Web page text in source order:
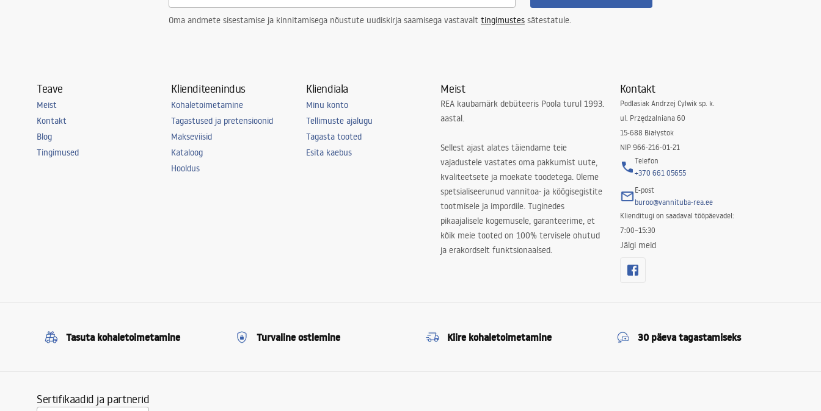
Oma andmete sisestamise ja kinnitamisega nõustute uudiskirja saamisega vastavalt tingimustes sätestatule.
Teave
Meist
Kontakt
Blog
Tingimused
Klienditeenindus
Kohaletoimetamine
Tagastused ja pretensioonid
Makseviisid
Kataloog
Hooldus
Kliendiala
Minu konto
Tellimuste ajalugu
Tagasta tooted
Esita kaebus
Meist
REA kaubamärk debüteeris Poola turul 1993.
aastal.
Sellest ajast alates täiendame teie
vajadustele vastates oma pakkumist uute,
kvaliteetsete ja moekate toodetega. Oleme
spetsialiseerunud vannitoa- ja köögisegistite
tootmisele ja impordile. Tuginedes
pikaajalisele kogemusele, garanteerime, et
kõik meie tooted on 100% tervisele ohutud
ja erakordselt funktsionaalsed.
Kontakt
Podlasiak Andrzej Cylwik sp. k.
ul. Przędzalniana 60
15-688 Białystok
NIP 966-216-01-21
Telefon
+370 661 05655
E-post
buroo@vannituba-rea.ee
Klienditugi on saadaval tööpäevadel:
7:00–15:30
Jälgi meid
Tasuta kohaletoimetamine Turvaline ostlemine Kiire kohaletoimetamine 30 päeva tagastamiseks
Sertifikaadid ja partnerid